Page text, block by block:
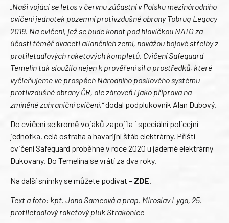
„Naši vojáci se letos v červnu zúčastní v Polsku mezinárodního
cvičení jednotek pozemní protivzdušné obrany Tobruq Legacy
2019. Na cvičení, jež se bude konat pod hlavičkou NATO za
účasti téměř dvaceti aliančních zemí, navážou bojové střelby z
protiletadlových raketových kompletů. Cvičení Safeguard
Temelín tak sloužilo nejen k prověření sil a prostředků, které
vyčleňujeme ve prospěch Národního posilového systému
protivzdušné obrany ČR, ale zároveň i jako příprava na
zmíněné zahraniční cvičení,“dodal podplukovník Alan Dubový.
Do cvičení se kromě vojáků zapojila i speciální policejní
jednotka, celá ostraha a havarijní štáb elektrárny. Příští
cvičení Safeguard proběhne v roce 2020 u jaderné elektrárny
Dukovany. Do Temelína se vrátí za dva roky.
Na další snímky se můžete podívat – ZDE
Text a foto: kpt. Jana Samcová a prap. Miroslav Lyga, 25.
protiletadlový raketový pluk Strakonice